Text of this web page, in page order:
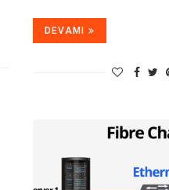
DEVAMI